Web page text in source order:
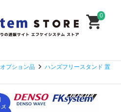
0
オプション品
ハンズフリースタンド 置